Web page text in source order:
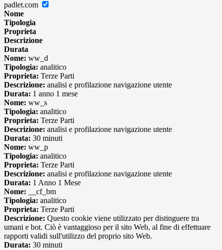
padlet.com
Nome
Tipologia
Proprieta
Descrizione
Durata
Nome: ww_d
Tipologia: analitico
Proprieta: Terze Parti
Descrizione: analisi e profilazione navigazione utente
Durata: 1 anno 1 mese
Nome: ww_s
Tipologia: analitico
Proprieta: Terze Parti
Descrizione: analisi e profilazione navigazione utente
Durata: 30 minuti
Nome: ww_p
Tipologia: analitico
Proprieta: Terze Parti
Descrizione: analisi e profilazione navigazione utente
Durata: 1 Anno 1 Mese
Nome: __cf_bm
Tipologia: analitico
Proprieta: Terze Parti
Descrizione: Questo cookie viene utilizzato per distinguere tra
umani e bot. Ciò è vantaggioso per il sito Web, al fine di effettuare
rapporti validi sull'utilizzo del proprio sito Web.
Durata: 30 minuti